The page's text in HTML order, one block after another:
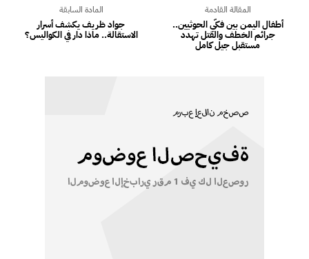
المادة السابقة
جواد ظريف يكشف أسرار
الاستقالة.. ماذا دار في الكواليس؟
المقالة القادمة
أطفال اليمن بين فكّي الحوثيين..
جرائم الخطف والقتل تهدد
مستقبل جيل كامل